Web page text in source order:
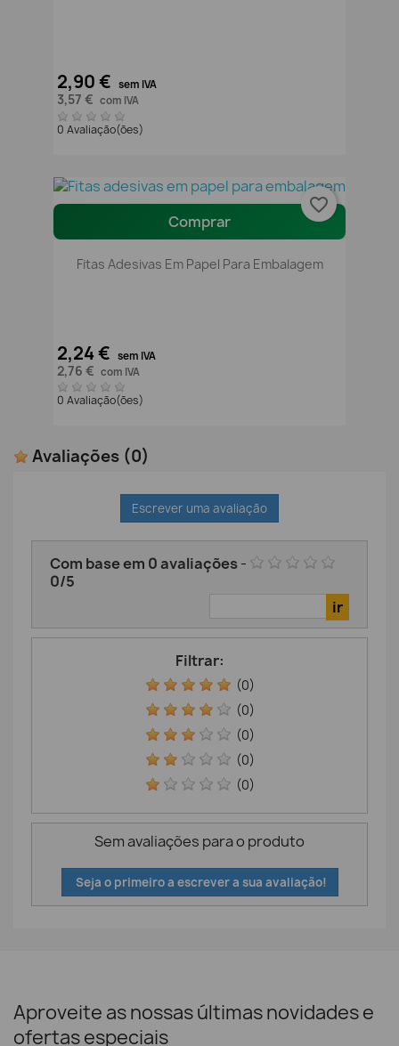
2,90 € sem IVA
3,57 € com IVA
0 Avaliação(ões)
Comprar
Fitas Adesivas Em Papel Para Embalagem
2,24 € sem IVA
2,76 € com IVA
0 Avaliação(ões)
favorite_border
Avaliações (0)
Escrever uma avaliação
Com base em 0avaliações-
0/5
Filtrar:
(0)
(0)
(0)
(0)
(0)
Sem avaliações para o produto
Seja o primeiro a escrever a sua avaliação!
Aproveite as nossas últimas novidades e
ofertas especiais